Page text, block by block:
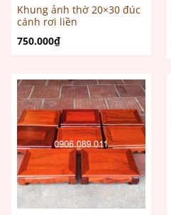
Khung ảnh thờ 20×30 đúc
cánh rơi liền
750.000₫